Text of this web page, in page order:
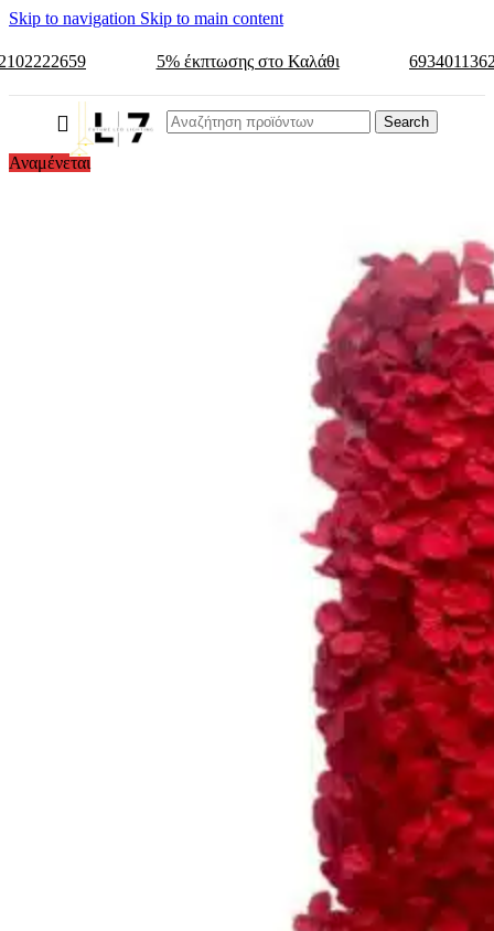
Skip to navigation Skip to main content
5% έκπτωσης στο Καλάθι
Search
Αναμένεται